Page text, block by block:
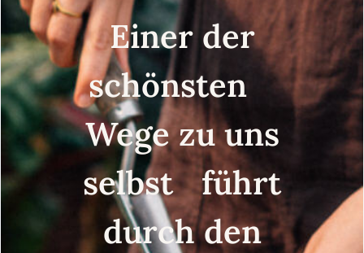
Einer der
schönsten
Wege zu uns
selbst führt
durch den